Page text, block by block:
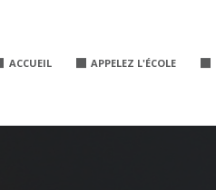
ACCUEIL APPELEZ L'ÉCOLE